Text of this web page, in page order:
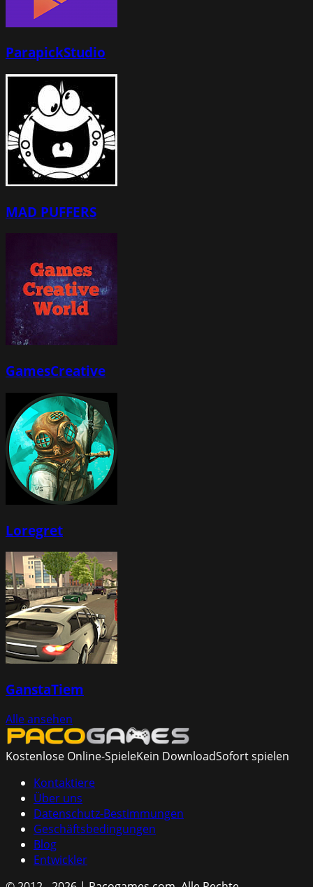
ParapickStudio
MAD PUFFERS
GamesCreative
Loregret
GanstaTiem
Alle ansehen
Kostenlose Online-SpieleKein DownloadSofort spielen
Kontaktiere
Über uns
Datenschutz-Bestimmungen
Geschäftsbedingungen
Blog
Entwickler